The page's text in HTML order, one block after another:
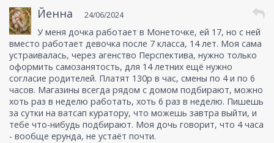
часов. Магазины всегда рядом с домом подбирают,
можно хоть раз в неделю работать, хоть 6 раз в
неделю. Пишешь за сутки на ватсап куратору, что
можешь завтра выйти, и тебе что-нибудь
подбирают. Моя дочь говорит, что 4 часа - вообще
ерунда, не устаёт почти.
Йенна 24/06/2024
У меня дочка работает в Монеточке, ей 17, но с ней
вместо работает девочка после 7 класса, 14 лет. Моя сама
устраивалась, через агенство Перспектива, нужно только
оформить самозанятость, для 14 летних ещё нужно
согласие родителей. Платят 130р в час, смены по 4 и по 6
часов. Магазины всегда рядом с домом подбирают, можно
хоть раз в неделю работать, хоть 6 раз в неделю. Пишешь
за сутки на ватсап куратору, что можешь завтра выйти, и
тебе что-нибудь подбирают. Моя дочь говорит, что 4 часа
- вообще ерунда, не устаёт почти.